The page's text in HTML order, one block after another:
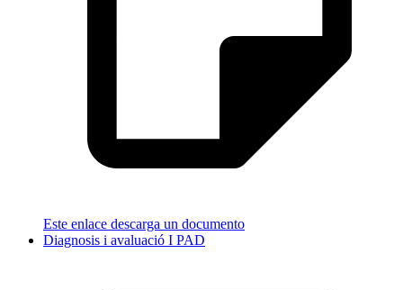
Este enlace descarga un documento
Diagnosis i avaluació I PAD